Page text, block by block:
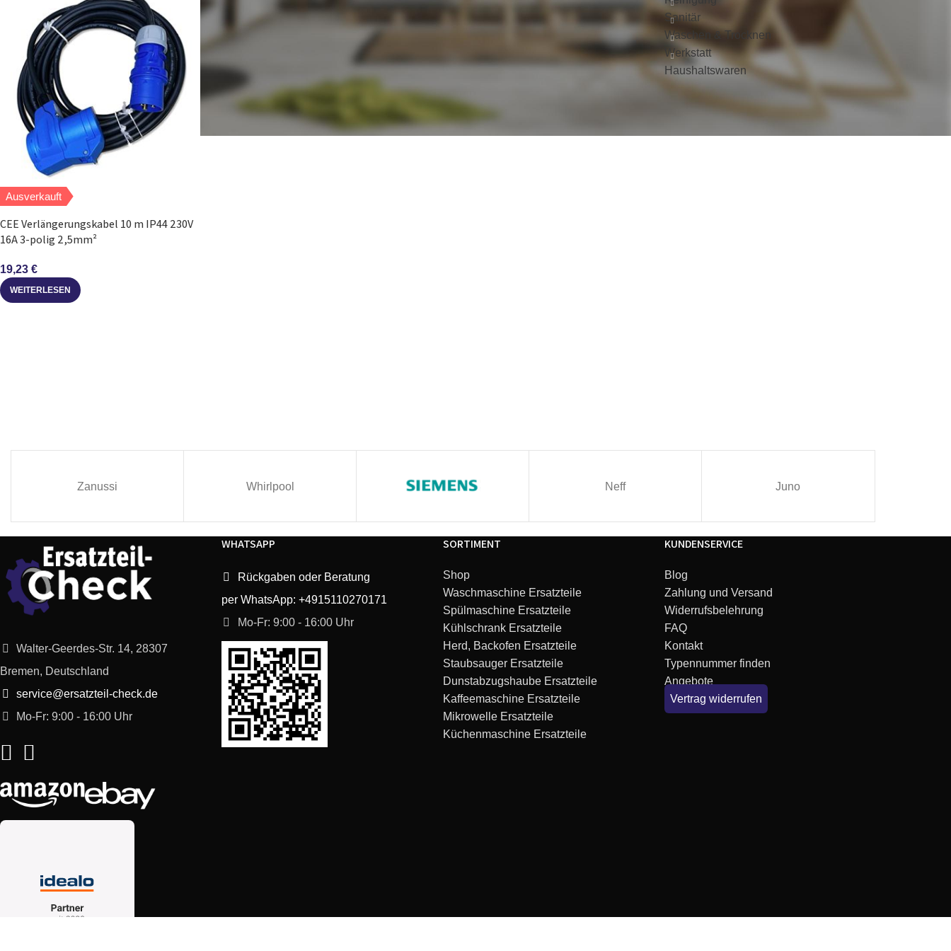
Ausverkauft
CEE Verlängerungskabel 10 m IP44 230V
16A 3-polig 2,5mm²
19,23 €
WEITERLESEN
Sanitär
Waschen & Trocknen
Werkstatt
Haushaltswaren
Zanussi Whirlpool Neff Juno
Walter-Geerdes-Str. 14, 28307
Bremen, Deutschland
service@ersatzteil-check.de
Mo-Fr: 9:00 - 16:00 Uhr
WHATSAPP
Rückgaben oder Beratung
per WhatsApp: +4915110270171
Mo-Fr: 9:00 - 16:00 Uhr
SORTIMENT
Shop
Waschmaschine Ersatzteile
Spülmaschine Ersatzteile
Kühlschrank Ersatzteile
Herd, Backofen Ersatzteile
Staubsauger Ersatzteile
Dunstabzugshaube Ersatzteile
Kaffeemaschine Ersatzteile
Mikrowelle Ersatzteile
Küchenmaschine Ersatzteile
KUNDENSERVICE
Blog
Zahlung und Versand
Widerrufsbelehrung
FAQ
Kontakt
Typennummer finden
Angebote
Vertrag widerrufen